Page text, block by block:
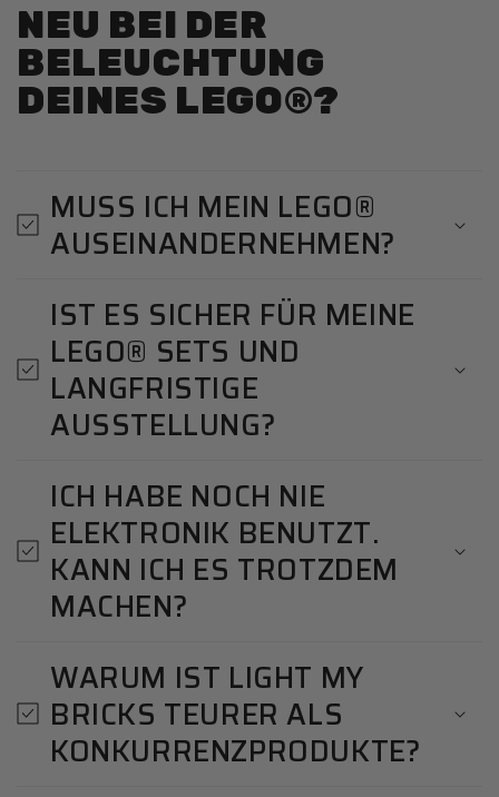
NEU BEI DER
BELEUCHTUNG
DEINES LEGO®?
MUSS ICH MEIN LEGO®
AUSEINANDERNEHMEN?
IST ES SICHER FÜR MEINE
LEGO® SETS UND
LANGFRISTIGE
AUSSTELLUNG?
ICH HABE NOCH NIE
ELEKTRONIK BENUTZT.
KANN ICH ES TROTZDEM
MACHEN?
WARUM IST LIGHT MY
BRICKS TEURER ALS
KONKURRENZPRODUKTE?